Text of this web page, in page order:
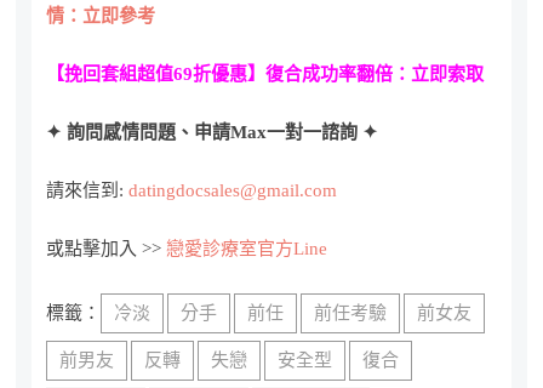
情：立即參考
【挽回套組超值69折優惠】復合成功率翻倍：立即索取
✦ 詢問感情問題、申請Max一對一諮詢 ✦
請來信到:datingdocsales@gmail.com
或點擊加入 >>戀愛診療室官方Line
標籤： 冷淡 分手 前任 前任考驗 前女友
前男友 反轉 失戀 安全型 復合